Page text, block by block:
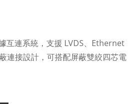
互連系統，支援 LVDS、Ethernet
連接設計，可搭配屏蔽雙絞四芯電